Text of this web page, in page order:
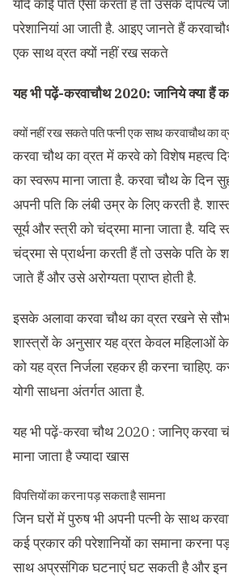
यदि कोई पति ऐसा करता है तो उसके दापंत्य
परेशानियां आ जाती है. आइए जानते हैं
एक साथ व्रत क्यों नहीं रख सकते
यह भी पढ़ें-करवाचौथ 2020: जानिये क्या हैं
क्यों नहीं रख सकते पति पत्नी एक साथ करवाचौथ का
करवा चौथ का व्रत में करवे को विशेष महत्व
का स्वरूप माना जाता है. करवा चौथ के दिन
अपनी पति कि लंबी उम्र के लिए करती है.
सूर्य और स्त्री को चंद्रमा माना जाता है.
चंद्रमा से प्रार्थना करती हैं तो उसके पति के
जाते हैं और उसे अरोग्यता प्राप्त होती है.
इसके अलावा करवा चौथ का व्रत रखने से
शास्त्रों के अनुसार यह व्रत केवल महिलाओं
को यह व्रत निर्जला रहकर ही करना चाहिए.
योगी साधना अंतर्गत आता है.
यह भी पढ़ें-करवा चौथ 2020 : जानिए करवा
माना जाता है ज्यादा खास
विपत्तियों का करना पड़ सकता है सामना
जिन घरों में पुरुष भी अपनी पत्नी के साथ
कई प्रकार की परेशानियों का समाना करना
साथ अप्रसंगिक घटनाएं घट सकती है और